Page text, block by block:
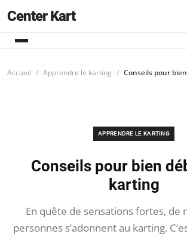
Center Kart
Accueil Apprendre le karting Conseils pour
APPRENDRE LE KARTING
Conseils pour bien
karting
En quête de sensations fortes, de
personnes s’adonnent au karting.